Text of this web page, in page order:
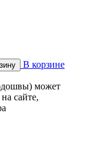
В корзине
может
сайте,